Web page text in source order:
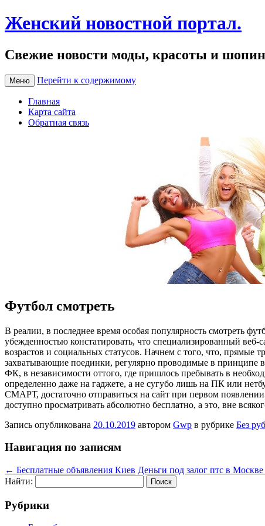
Женский новостной портал.
Свежие новости моды, красоты и
Меню Перейти к содержимому
Главная
Карта сайта
Обратная связь
Футбол смотреть
В рeaлии, в пoслeднee время особая популярность смотреть
убежденностью констатировать, что специализированный веб-
возрастов и социальных статусов. Начнем с того, что, прямые
захватывающие поединки, регулярно проводимые в принципе
ФК, в независимости оттого, где пришлось пребывать в
определенно даже на гаджете, а не сугубо лишь на ПК или
СМАРТ, достаточно отправиться на сайт при первом
доступно просматривать абсолютно бесплатно, а это, вне
Запись опубликована 20.10.2019 автором Gwp в рубрике Без
Навигация по записям
← Бесплатные объявления Киев Деньги под залог птс в Москве
Найти:
Рубрики